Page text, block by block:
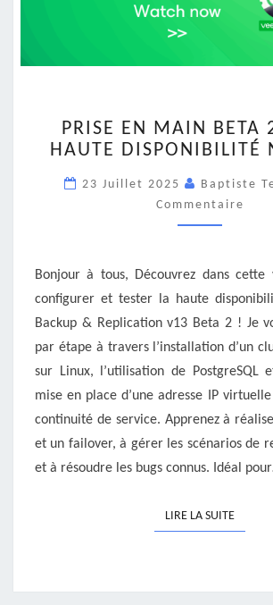
EN
MAIN
2
V13
–
!
PRISE EN MAIN BETA
HAUTE DISPONIBILITÉ
23 Juillet 2025 Baptiste
Commentaire
Bonjour à tous, Découvrez dans cette
configurer et tester la haute
Backup & Replication v13 Beta 2 ! Je
par étape à travers l’installation d’un
sur Linux, l’utilisation de PostgreSQL
mise en place d’une adresse IP
continuité de service. Apprenez à
et un failover, à gérer les scénarios de
et à résoudre les bugs connus. Idéal
LIRE LA SUITELIRE LA